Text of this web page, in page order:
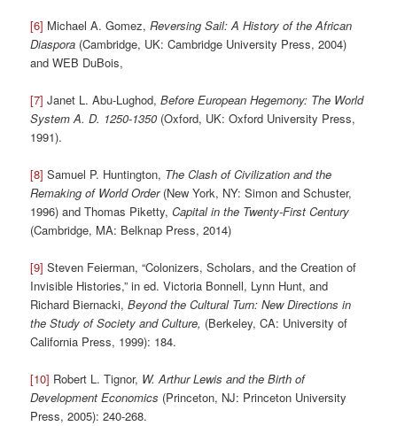
[6] Michael A. Gomez,Reversing Sail: A History of the African
Diaspora (Cambridge, UK: Cambridge University Press, 2004)
and WEB DuBois,
[7] Janet L. Abu-Lughod,Before European Hegemony: The World
System A. D. 1250-1350 (Oxford, UK: Oxford University Press,
1991).
[8] Samuel P. Huntington, The Clash of Civilization and the
Remaking of World Order (New York, NY: Simon and Schuster,
1996) and Thomas Piketty,Capital in the Twenty-First Century
(Cambridge, MA: Belknap Press, 2014)
[9] Steven Feierman, “Colonizers, Scholars, and the Creation of
Invisible Histories,” in ed. Victoria Bonnell, Lynn Hunt, and
Richard Biernacki,Beyond the Cultural Turn: New Directions in
the Study of Society and Culture, (Berkeley, CA: University of
California Press, 1999): 184.
[10] Robert L. Tignor, W. Arthur Lewis and the Birth of
Development Economics (Princeton, NJ: Princeton University
Press, 2005): 240-268.